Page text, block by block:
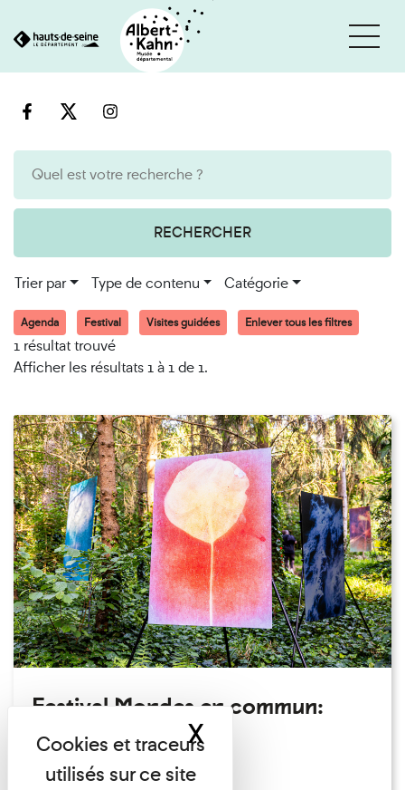
au
RECHERCHER
Trier par Type de contenu Catégorie
Agenda Festival Visites guidées Enlever tous les filtres
1 résultat trouvé
Afficher les résultats 1 à 1 de 1.
Festival Mondes en commun:
visite guidée
Festival
Cookies et traceurs utilisés sur ce site
XMasquer le